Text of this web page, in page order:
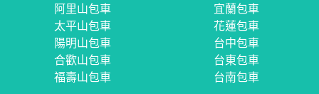
阿里山包車
太平山包車
陽明山包車
合歡山包車
福壽山包車
宜蘭包車
花蓮包車
台中包車
台東包車
台南包車